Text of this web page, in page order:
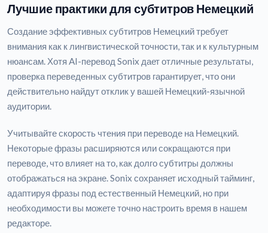
Лучшие практики для субтитров Немецкий
Создание эффективных субтитров Немецкий требует
внимания как к лингвистической точности, так и к культурным
нюансам. Хотя AI-перевод Sonix дает отличные результаты,
проверка переведенных субтитров гарантирует, что они
действительно найдут отклик у вашей Немецкий-язычной
аудитории.
Учитывайте скорость чтения при переводе на Немецкий.
Некоторые фразы расширяются или сокращаются при
переводе, что влияет на то, как долго субтитры должны
отображаться на экране. Sonix сохраняет исходный тайминг,
адаптируя фразы под естественный Немецкий, но при
необходимости вы можете точно настроить время в нашем
редакторе.